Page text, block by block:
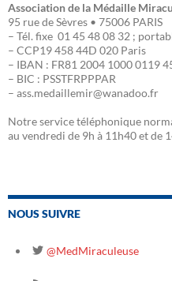
Association de la Médaille
95 rue de Sèvres • 75006 PARIS
– Tél. fixe 01 45 48 08 32 ;
– CCP19 458 44D 020 Paris
– IBAN : FR81 2004 1000 0119
– BIC : PSSTFRPPPAR
– ass.medaillemir@wanadoo.fr
Notre service téléphonique
au vendredi de 9h à 11h40 et de
NOUS SUIVRE
@MedMiraculeuse